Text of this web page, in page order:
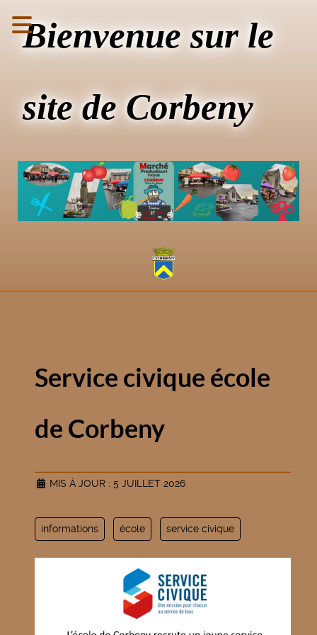
Bienvenue sur le
site de Corbeny
Service civique école
de Corbeny
MIS À JOUR : 5 JUILLET 2026
informations école service civique